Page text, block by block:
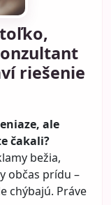
riešenie
ale
čakali?
bežia,
občas prídu –
chýbajú. Práve